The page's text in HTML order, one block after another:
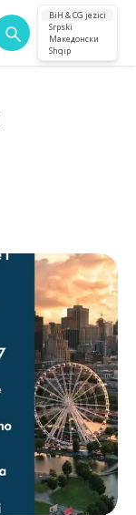
BiH & CG jezici
Srpski
Македонски
Shqip